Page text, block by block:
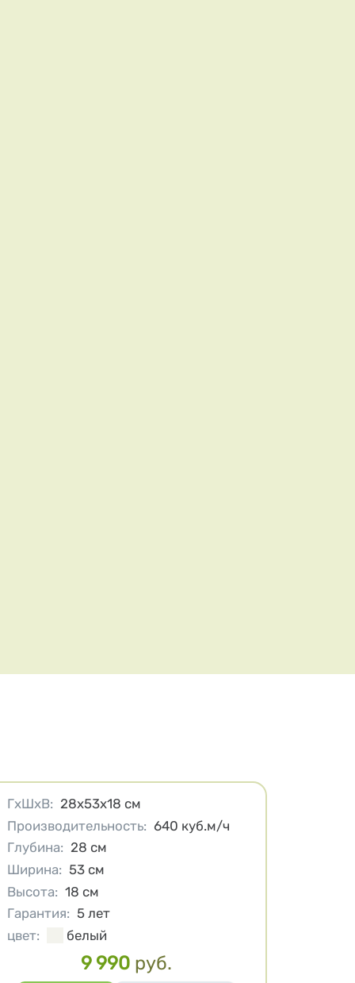
Характеристики
ГхШхВ: 28х53х18 см
Производительность: 640 куб.м/ч
Глубина: 28 см
Ширина: 53 см
Высота: 18 см
Гарантия: 5 лет
цвет:
белый
Цена
9 990 руб.